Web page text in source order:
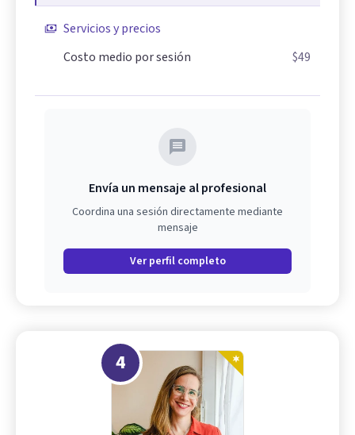
Servicios y precios
Costo medio por sesión
$49
Envía un mensaje al profesional
Coordina una sesión directamente mediante
mensaje
Ver perfil completo
4